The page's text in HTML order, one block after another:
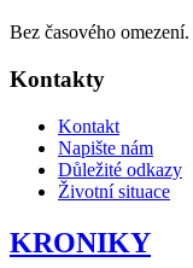
Bez časového omezení.
Kontakty
Kontakt
Napište nám
Důležité odkazy
Životní situace
KRONIKY